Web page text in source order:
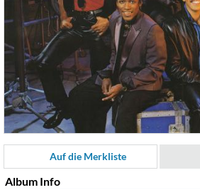
Auf die Merkliste
Album Info